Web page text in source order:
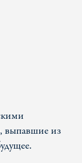
выпавшие из